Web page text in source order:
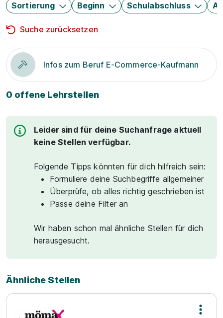
Sortierung Beginn Schulabschluss
Suche zurücksetzen
Infos zum Beruf E-Commerce-Kaufmann
0 offene Lehrstellen
Leider sind für deine Suchanfrage aktuell
keine Stellen verfügbar.
Folgende Tipps könnten für dich hilfreich sein:
Formuliere deine Suchbegriffe allgemeiner
Überprüfe, ob alles richtig geschrieben ist
Passe deine Filter an
Wir haben schon mal ähnliche Stellen für dich
herausgesucht.
Ähnliche Stellen